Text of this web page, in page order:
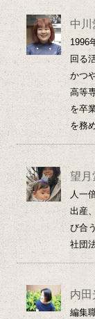
中川
1996
回る
かつ
高等
を卒
を務
望
人一
出産
び合
社団
内田
編集